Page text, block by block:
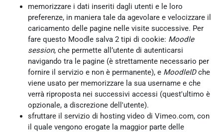
memorizzare i dati inseriti dagli utenti e le loro
preferenze, in maniera tale da agevolare e velocizzare il
caricamento delle pagine nelle visite successive. Per
fare questo Moodle salva 2 tipi di cookie: Moodle
session, che permette all’utente di autenticarsi
navigando tra le pagine (è strettamente necessario per
fornire il servizio e non è permanente), e MoodleIDche
viene usato per memorizzare la sua username e che
verrà riproposta nei successivi accessi (quest'ultimo è
opzionale, a discrezione dell'utente).
sfruttare il servizio di hosting video di Vimeo.com, con
il quale vengono erogate la maggior parte delle